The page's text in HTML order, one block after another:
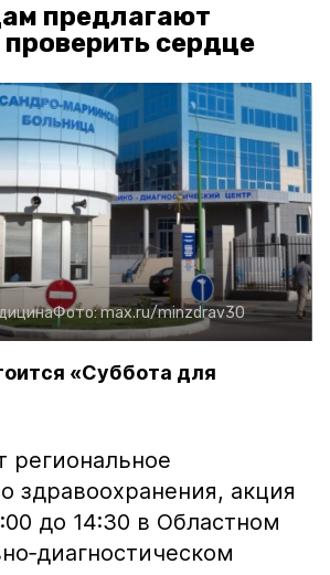
предлагают
сердце
Фото:max.ru/minzdrav30
«Суббота для
региональное
здравоохранения, акция
до 14:30 в Областном